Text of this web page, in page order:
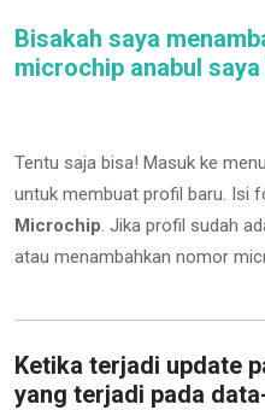
Bisakah saya
microchip anabul
Tentu saja bisa! Masuk ke menu
untuk membuat profil baru. Isi
Microchip. Jika profil sudah
atau menambahkan nomor
Ketika terjadi update
yang terjadi pada